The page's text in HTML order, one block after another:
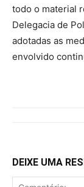
todo o material
Delegacia de
adotadas as
envolvido
DEIXE UMA